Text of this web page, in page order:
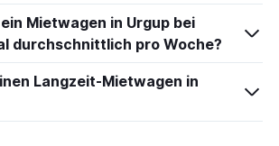
Mietwagen in Urgup bei
durchschnittlich pro Woche?
Langzeit-Mietwagen in